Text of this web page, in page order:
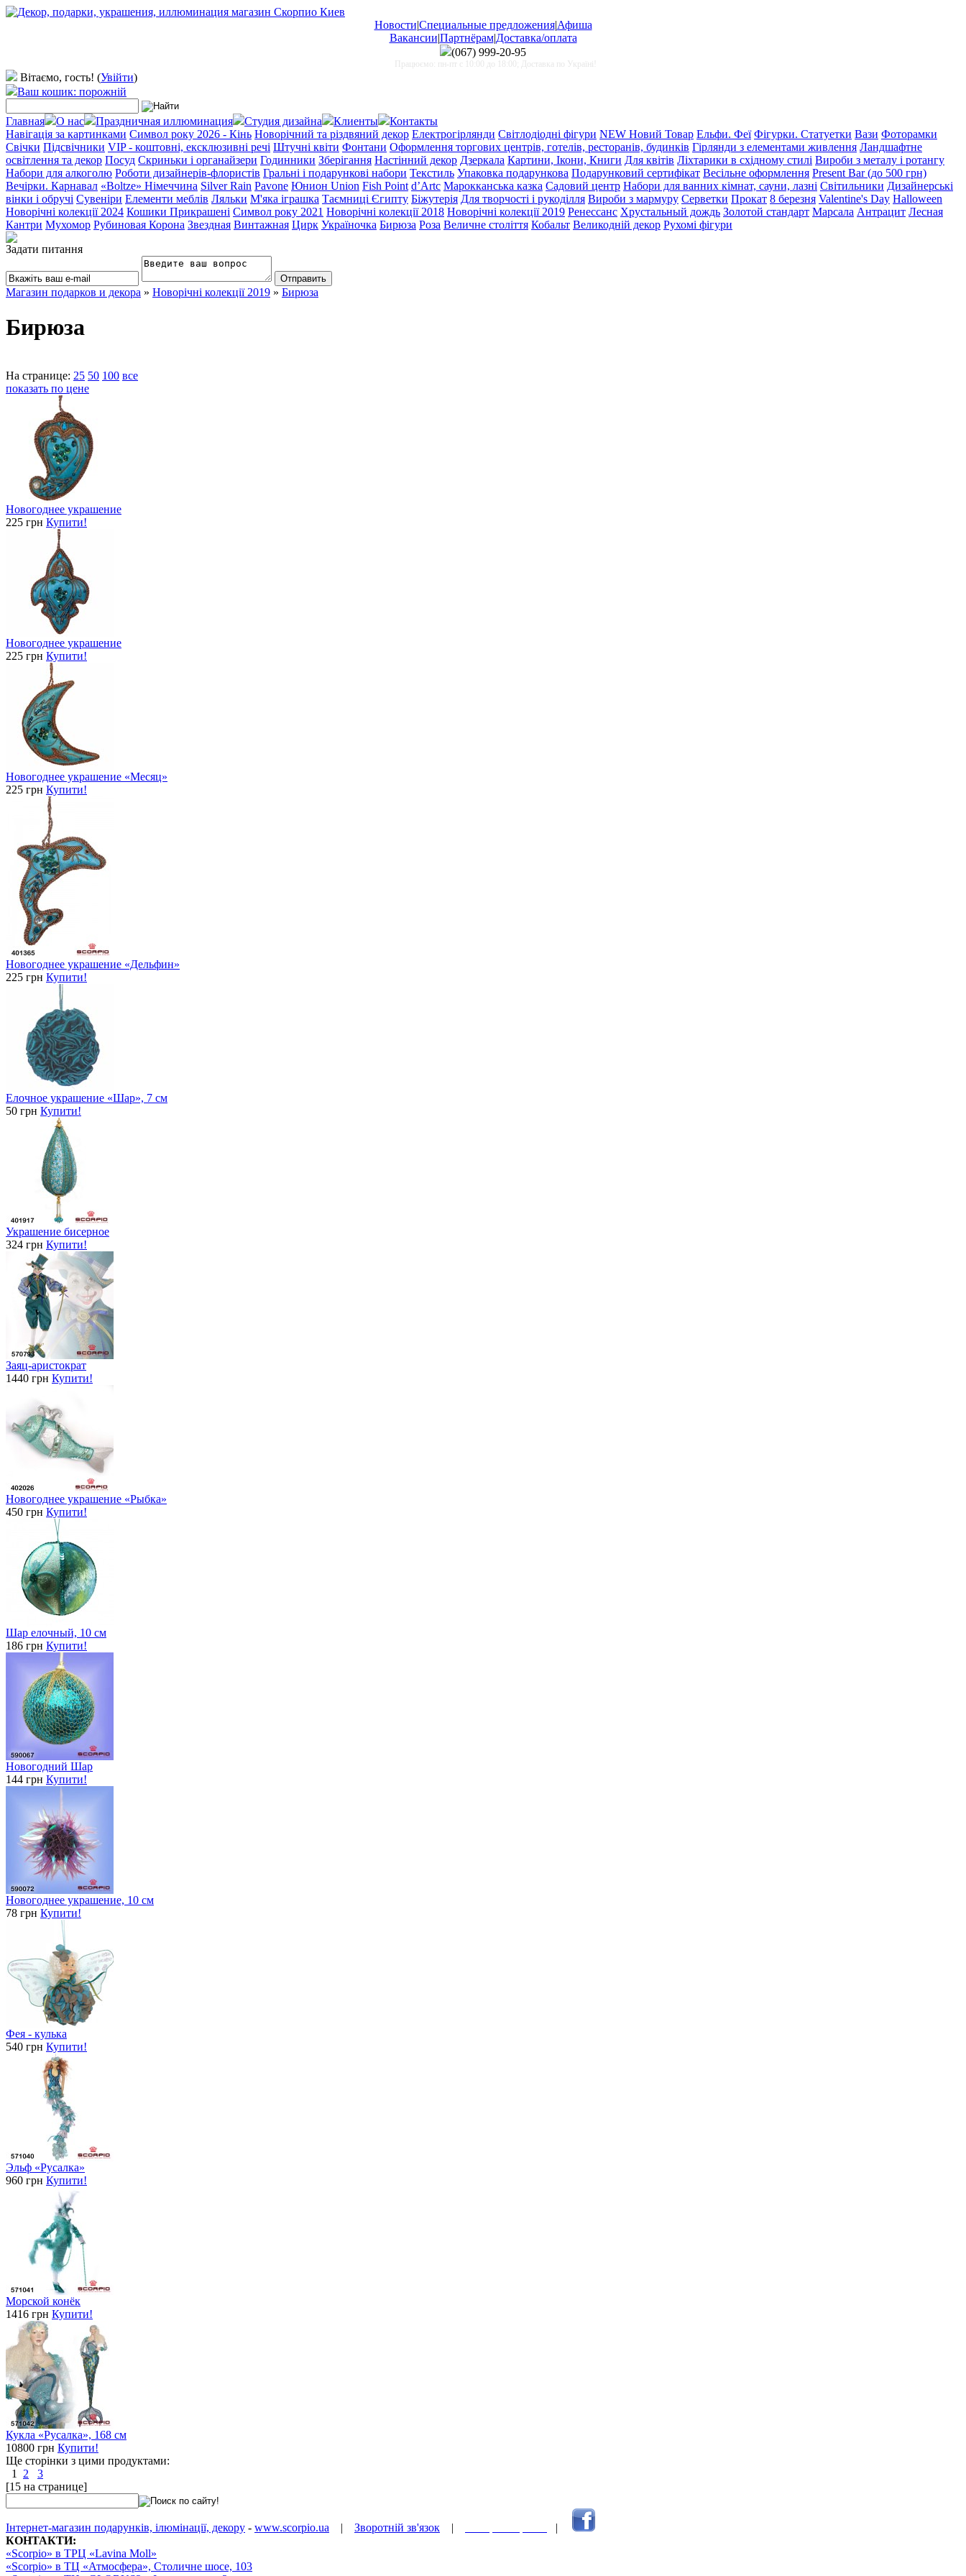
Новости|Специальные предложения|Афиша
Вакансии|Партнёрам|Доставка/оплата
(067) 999-20-95
Працюємо: пн-пт с 10:00 до 18:00; Доставка по Україні!
Вітаємо, гость! (Увійти)
Ваш кошик: порожній
Главная О нас Праздничная иллюминация Студия дизайна Клиенты
Контакты
Навігація за картинками Символ року 2026 - Кінь Новорічний та різдвяний декор Електрогірлянди Світлодіодні фігури NEW Новий Товар Ельфи. Феї Фігурки. Статуетки Вази Фоторамки
Свічки Підсвічники VIP - коштовні, ексклюзивні речі Штучні квіти Фонтани Оформлення торгових центрів, готелів, ресторанів, будинків Гірлянди з елементами живлення Ландшафтне
освітлення та декор Посуд Скриньки і органайзери Годинники Зберігання Настінний декор Дзеркала Картини, Ікони, Книги Для квітів Ліхтарики в східному стилі Вироби з металу і ротангу
Набори для алкоголю Роботи дизайнерів-флористів Гральні і подарункові набори Текстиль Упаковка подарункова Подарунковий сертифікат Весільне оформлення Present Bar (до 500 грн)
Вечірки. Карнавал «Boltze» Німеччина Silver Rain Pavone Юнион Union Fish Point d’Artc Марокканська казка Садовий центр Набори для ванних кімнат, сауни, лазні Світильники Дизайнерські
вінки і обручі Сувеніри Елементи меблів Ляльки М'яка іграшка Таємниці Єгипту Біжутерія Для творчості і рукоділля Вироби з мармуру Серветки Прокат 8 березня Valentine's Day Halloween
Новорічні колекції 2024 Кошики Прикрашені Символ року 2021 Новорічні колекції 2018 Новорічні колекції 2019 Ренессанс Хрустальный дождь Золотой стандарт Марсала Антрацит Лесная
Кантри Мухомор Рубиновая Корона Звездная Винтажная Цирк Україночка Бирюза Роза Величне століття Кобальт Великодній декор Рухомі фігури
Задати питання
Магазин подарков и декора » Новорічні колекції 2019 » Бирюза
Бирюза
На странице: 25 50 100 все
показать по цене
Новогоднее украшение
225 грн Купити!
Новогоднее украшение
225 грн Купити!
Новогоднее украшение «Месяц»
225 грн Купити!
Новогоднее украшение «Дельфин»
225 грн Купити!
Елочное украшение «Шар», 7 см
50 грн Купити!
Украшение бисерное
324 грн Купити!
Заяц-аристократ
1440 грн Купити!
Новогоднее украшение «Рыбка»
450 грн Купити!
Шар елочный, 10 см
186 грн Купити!
Новогодний Шар
144 грн Купити!
Новогоднее украшение, 10 см
78 грн Купити!
Фея - кулька
540 грн Купити!
Эльф «Русалка»
960 грн Купити!
Морской конёк
1416 грн Купити!
Кукла «Русалка», 168 см
10800 грн Купити!
Ще сторінки з цими продуктами:
1
2
3
[15 на странице]
Інтернет-магазин подарунків, ілюмінації, декору - www.scorpio.ua | Зворотній зв'язок |
|
КОНТАКТИ:
«Scorpio» в ТРЦ «Lavina Moll»
«Scorpio» в ТЦ «Атмосфера», Столичне шосе, 103